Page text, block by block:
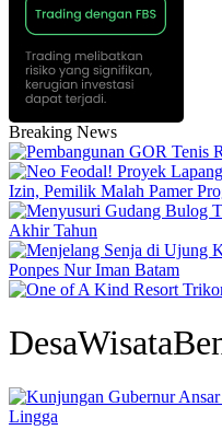
Breaking News
Izin, Pemilik Malah Pamer
Akhir Tahun
Ponpes Nur Iman Batam
Lingga